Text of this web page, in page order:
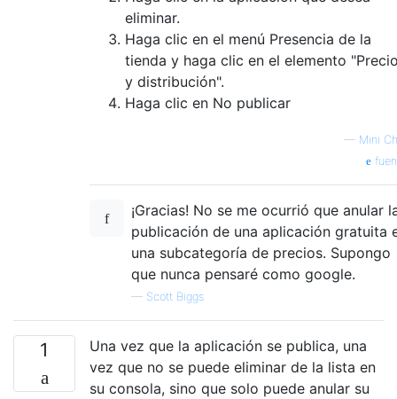
eliminar.
Haga clic en el menú Presencia de la
tienda y haga clic en el elemento
y distribución".
Haga clic en No publicar
— Mini
¡Gracias! No se me ocurrió que anular
publicación de una aplicación gratuita
una subcategoría de precios. Supongo
que nunca pensaré como google.
— Scott Biggs
1
Una vez que la aplicación se publica, una
vez que no se puede eliminar de la lista en
su consola, sino que solo puede anular su